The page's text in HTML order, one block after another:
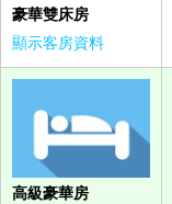
豪華雙床房
顯示客房資料
高級豪華房